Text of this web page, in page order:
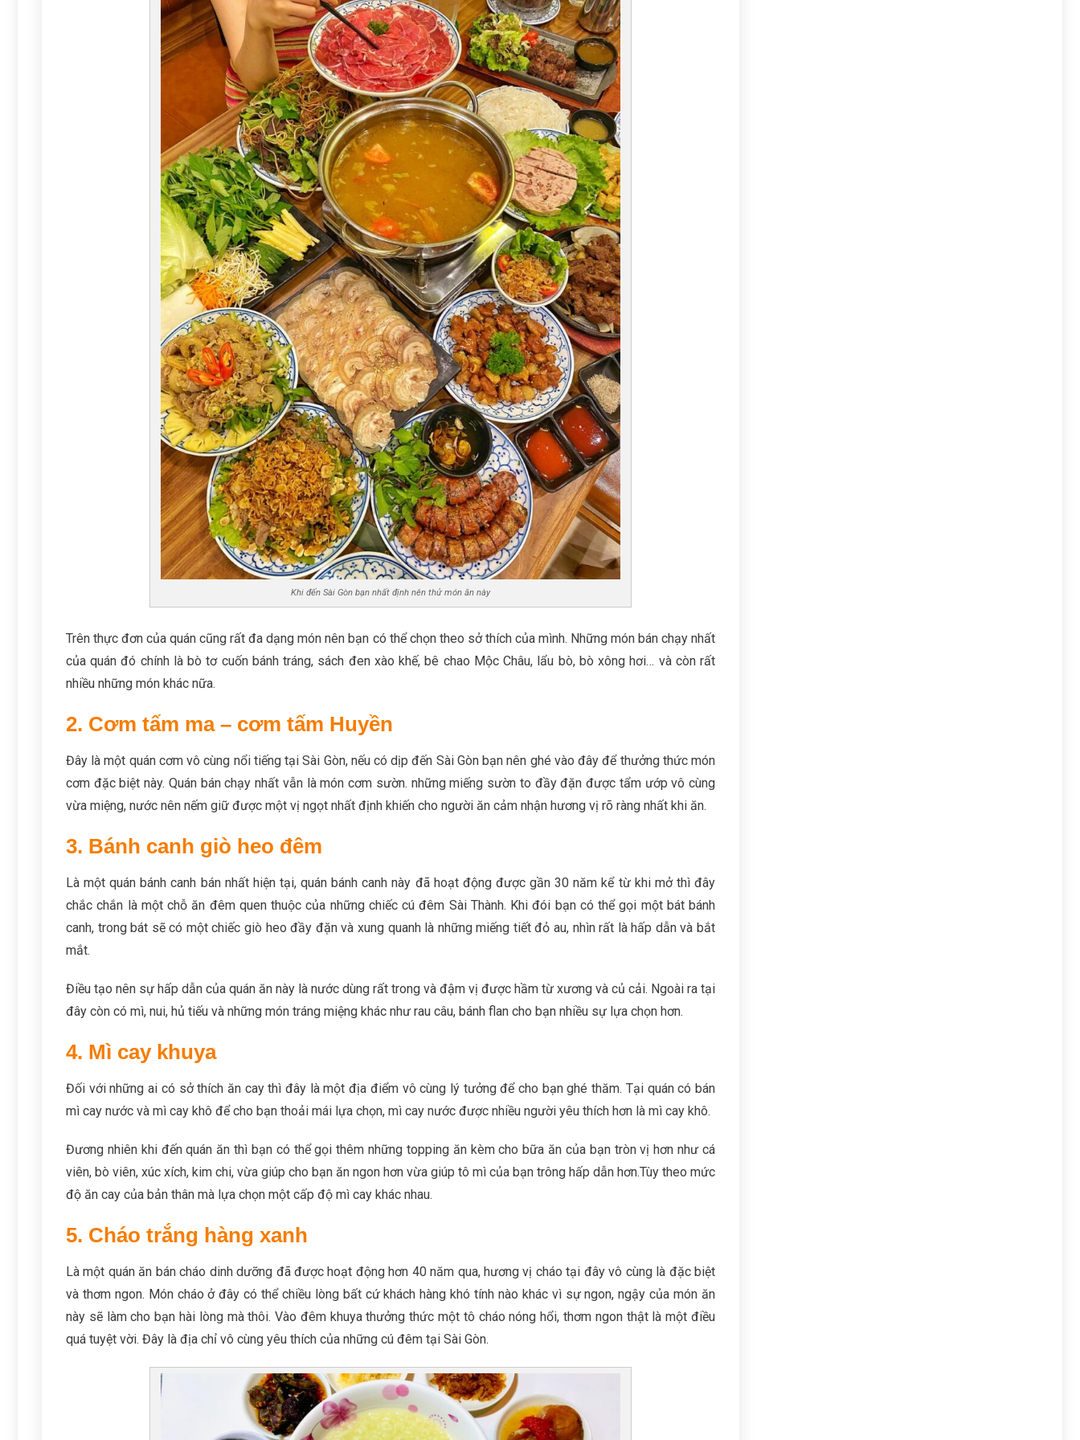
Khi đến Sài Gòn bạn nhất định nên thử món ăn này
Trên thực đơn của quán cũng rất đa dạng món nên bạn có thể chọn theo sở thích của mình. Những món bán chạy nhất
của quán đó chính là bò tơ cuốn bánh tráng, sách đen xào khế, bê chao Mộc Châu, lẩu bò, bò xông hơi… và còn rất
nhiều những món khác nữa.
2. Cơm tấm ma – cơm tấm Huyền
Đây là một quán cơm vô cùng nổi tiếng tại Sài Gòn, nếu có dịp đến Sài Gòn bạn nên ghé vào đây để thưởng thức món
cơm đặc biệt này. Quán bán chạy nhất vẫn là món cơm sườn. những miếng sườn to đầy đặn được tẩm ướp vô cùng
vừa miệng, nước nên nếm giữ được một vị ngọt nhất định khiến cho người ăn cảm nhận hương vị rõ ràng nhất khi ăn.
3. Bánh canh giò heo đêm
Là một quán bánh canh bán nhất hiện tại, quán bánh canh này đã hoạt động được gần 30 năm kể từ khi mở thì đây
chắc chắn là một chỗ ăn đêm quen thuộc của những chiếc cú đêm Sài Thành. Khi đói bạn có thể gọi một bát bánh
canh, trong bát sẽ có một chiếc giò heo đầy đặn và xung quanh là những miếng tiết đỏ au, nhìn rất là hấp dẫn và bắt
mắt.
Điều tạo nên sự hấp dẫn của quán ăn này là nước dùng rất trong và đậm vị được hầm từ xương và củ cải. Ngoài ra tại
đây còn có mì, nui, hủ tiếu và những món tráng miệng khác như rau câu, bánh flan cho bạn nhiều sự lựa chọn hơn.
4. Mì cay khuya
Đối với những ai có sở thích ăn cay thì đây là một địa điểm vô cùng lý tưởng để cho bạn ghé thăm. Tại quán có bán
mì cay nước và mì cay khô để cho bạn thoải mái lựa chọn, mì cay nước được nhiều người yêu thích hơn là mì cay khô.
Đương nhiên khi đến quán ăn thì bạn có thể gọi thêm những topping ăn kèm cho bữa ăn của bạn tròn vị hơn như cá
viên, bò viên, xúc xích, kim chi, vừa giúp cho bạn ăn ngon hơn vừa giúp tô mì của bạn trông hấp dẫn hơn.Tùy theo mức
độ ăn cay của bản thân mà lựa chọn một cấp độ mì cay khác nhau.
5. Cháo trắng hàng xanh
Là một quán ăn bán cháo dinh dưỡng đã được hoạt động hơn 40 năm qua, hương vị cháo tại đây vô cùng là đặc biệt
và thơm ngon. Món cháo ở đây có thể chiều lòng bất cứ khách hàng khó tính nào khác vì sự ngon, ngậy của món ăn
này sẽ làm cho bạn hài lòng mà thôi. Vào đêm khuya thưởng thức một tô cháo nóng hổi, thơm ngon thật là một điều
quá tuyệt vời. Đây là địa chỉ vô cùng yêu thích của những cú đêm tại Sài Gòn.